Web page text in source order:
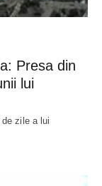
Presa din
lui
de zile a lui